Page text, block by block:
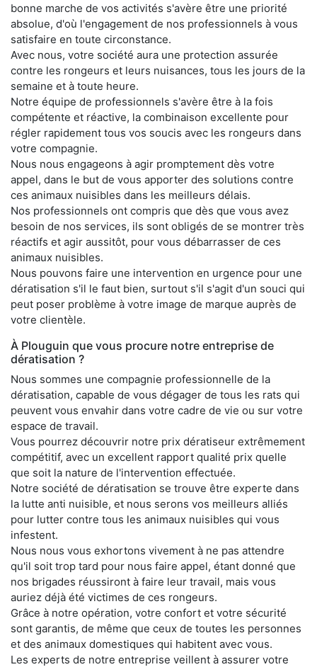
bonne marche de vos activités s'avère être une priorité
absolue, d'où l'engagement de nos professionnels à vous
satisfaire en toute circonstance.
Avec nous, votre société aura une protection assurée
contre les rongeurs et leurs nuisances, tous les jours de la
semaine et à toute heure.
Notre équipe de professionnels s'avère être à la fois
compétente et réactive, la combinaison excellente pour
régler rapidement tous vos soucis avec les rongeurs dans
votre compagnie.
Nous nous engageons à agir promptement dès votre
appel, dans le but de vous apporter des solutions contre
ces animaux nuisibles dans les meilleurs délais.
Nos professionnels ont compris que dès que vous avez
besoin de nos services, ils sont obligés de se montrer très
réactifs et agir aussitôt, pour vous débarrasser de ces
animaux nuisibles.
Nous pouvons faire une intervention en urgence pour une
dératisation s'il le faut bien, surtout s'il s'agit d'un souci qui
peut poser problème à votre image de marque auprès de
votre clientèle.
À Plouguin que vous procure notre entreprise de
dératisation ?
Nous sommes une compagnie professionnelle de la
dératisation, capable de vous dégager de tous les rats qui
peuvent vous envahir dans votre cadre de vie ou sur votre
espace de travail.
Vous pourrez découvrir notre prix dératiseur extrêmement
compétitif, avec un excellent rapport qualité prix quelle
que soit la nature de l'intervention effectuée.
Notre société de dératisation se trouve être experte dans
la lutte anti nuisible, et nous serons vos meilleurs alliés
pour lutter contre tous les animaux nuisibles qui vous
infestent.
Nous nous vous exhortons vivement à ne pas attendre
qu'il soit trop tard pour nous faire appel, étant donné que
nos brigades réussiront à faire leur travail, mais vous
auriez déjà été victimes de ces rongeurs.
Grâce à notre opération, votre confort et votre sécurité
sont garantis, de même que ceux de toutes les personnes
et des animaux domestiques qui habitent avec vous.
Les experts de notre entreprise veillent à assurer votre